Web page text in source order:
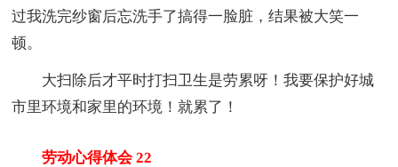
过我洗完纱窗后忘洗手了搞得一脸脏，结果被大笑一
顿。
大扫除后才平时打扫卫生是劳累呀！我要保护好城
市里环境和家里的环境！就累了！
劳动心得体会 22